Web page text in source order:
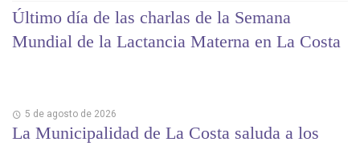
Último día de las charlas de la Semana
Mundial de la Lactancia Materna en La Costa
5 de agosto de 2026
La Municipalidad de La Costa saluda a los